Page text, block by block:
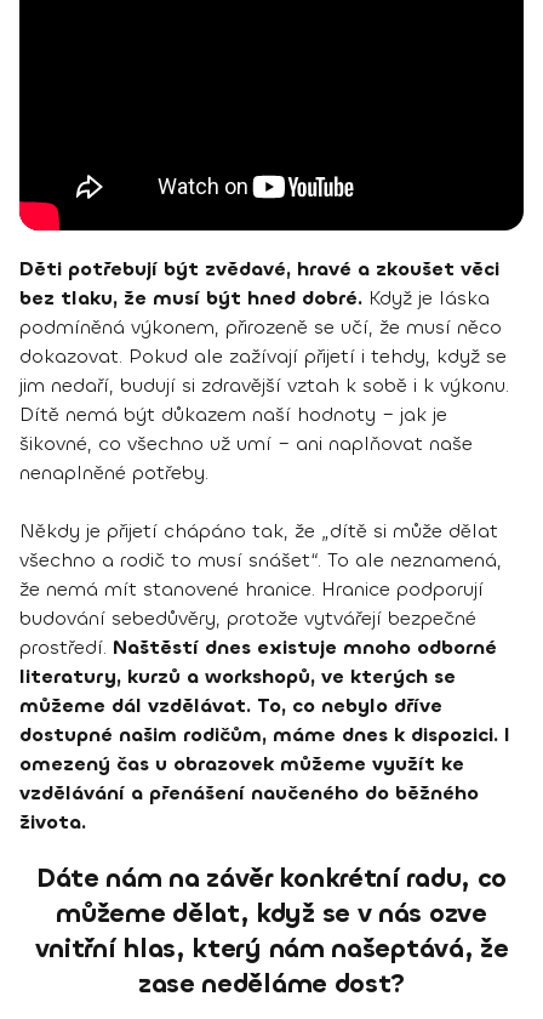
Děti potřebují být zvědavé, hravé a zkoušet věci
bez tlaku, že musí být hned dobré. Když je láska
podmíněná výkonem, přirozeně se učí, že musí něco
dokazovat. Pokud ale zažívají přijetí i tehdy, když se
jim nedaří, budují si zdravější vztah k sobě i k výkonu.
Dítě nemá být důkazem naší hodnoty – jak je
šikovné, co všechno už umí – ani naplňovat naše
nenaplněné potřeby.
Někdy je přijetí chápáno tak, že „dítě si může dělat
všechno a rodič to musí snášet“. To ale neznamená,
že nemá mít stanovené hranice. Hranice podporují
budování sebedůvěry, protože vytvářejí bezpečné
prostředí. Naštěstí dnes existuje mnoho odborné
literatury, kurzů a workshopů, ve kterých se
můžeme dál vzdělávat. To, co nebylo dříve
dostupné našim rodičům, máme dnes k dispozici. I
omezený čas u obrazovek můžeme využít ke
vzdělávání a přenášení naučeného do běžného
života.
Dáte nám na závěr konkrétní radu, co
můžeme dělat, když se v nás ozve
vnitřní hlas, který nám našeptává, že
zase neděláme dost?